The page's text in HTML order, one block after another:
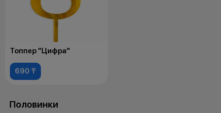
Топпер "Цифра"
690 ₸
Половинки